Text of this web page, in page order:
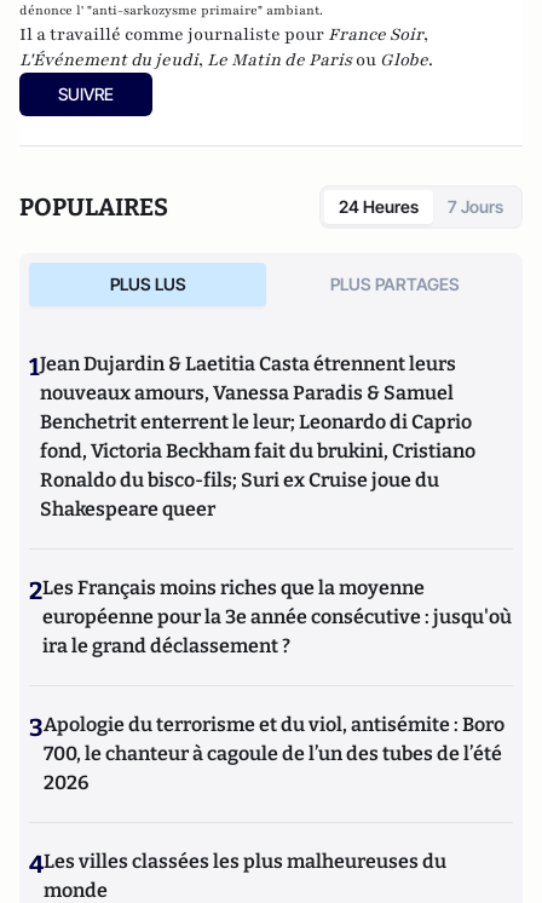
dénonce l' "anti-sarkozysme primaire" ambiant.
Il a travaillé comme journaliste pour France Soir,
L'Événement du jeudi, Le Matin de Parisou Globe.
SUIVRE
POPULAIRES 24 Heures 7 Jours
PLUS LUS PLUS PARTAGES
1Jean Dujardin & Laetitia Casta étrennent leurs
nouveaux amours, Vanessa Paradis & Samuel
Benchetrit enterrent le leur; Leonardo di Caprio
fond, Victoria Beckham fait du brukini, Cristiano
Ronaldo du bisco-fils; Suri ex Cruise joue du
Shakespeare queer
2Les Français moins riches que la moyenne
européenne pour la 3e année consécutive : jusqu'où
ira le grand déclassement ?
3Apologie du terrorisme et du viol, antisémite : Boro
700, le chanteur à cagoule de l’un des tubes de l’été
2026
4Les villes classées les plus malheureuses du
monde